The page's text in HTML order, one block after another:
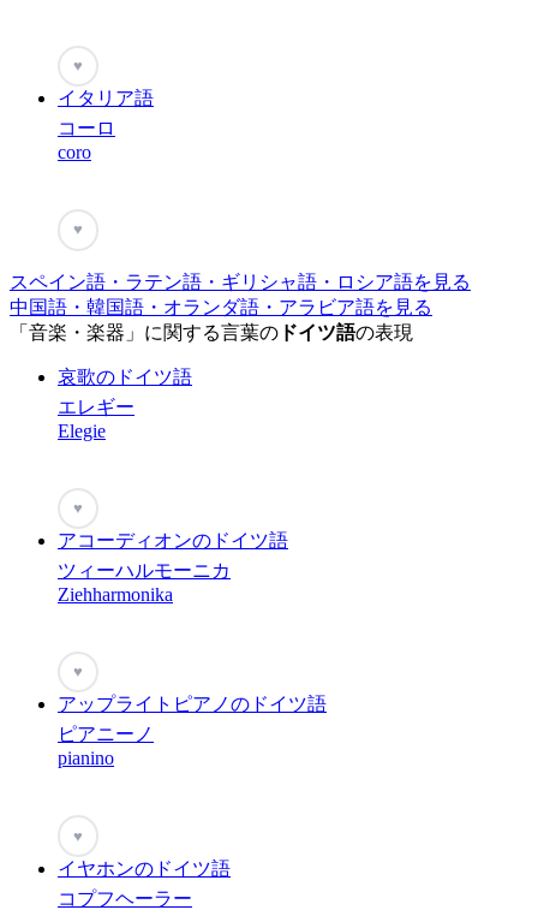
♥
イタリア語
コーロ
coro
♥
スペイン語・ラテン語・ギリシャ語・ロシア語を見る
中国語・韓国語・オランダ語・アラビア語を見る
「音楽・楽器」に関する言葉の ドイツ語の表現
哀歌のドイツ語
エレギー
Elegie
♥
アコーディオンのドイツ語
ツィーハルモーニカ
Ziehharmonika
♥
アップライトピアノのドイツ語
ピアニーノ
pianino
♥
イヤホンのドイツ語
コプフヘーラー